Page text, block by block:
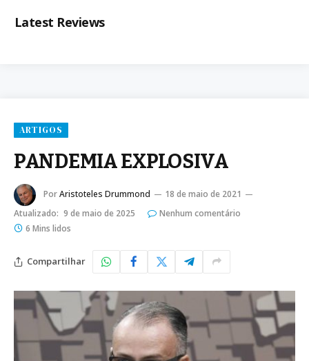
Latest Reviews
ARTIGOS
PANDEMIA EXPLOSIVA
PorAristoteles Drummond
18 de maio de 2021
Atualizado: 9 de maio de 2025
Nenhum comentário
6 Mins lidos
Compartilhar